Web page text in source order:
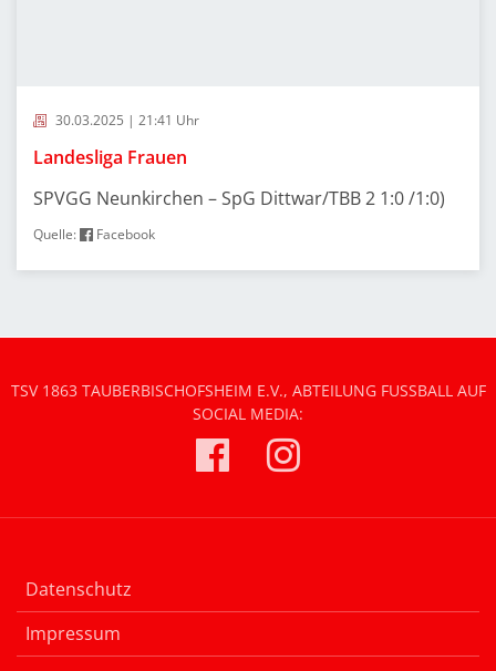
30.03.2025 | 21:41 Uhr
Landesliga Frauen
SPVGG Neunkirchen – SpG Dittwar/TBB 2 1:0 /1:0)
Quelle: Facebook
TSV 1863 TAUBERBISCHOFSHEIM E.V., ABTEILUNG FUSSBALL AUF S
OCIAL MEDIA:
Datenschutz
Impressum